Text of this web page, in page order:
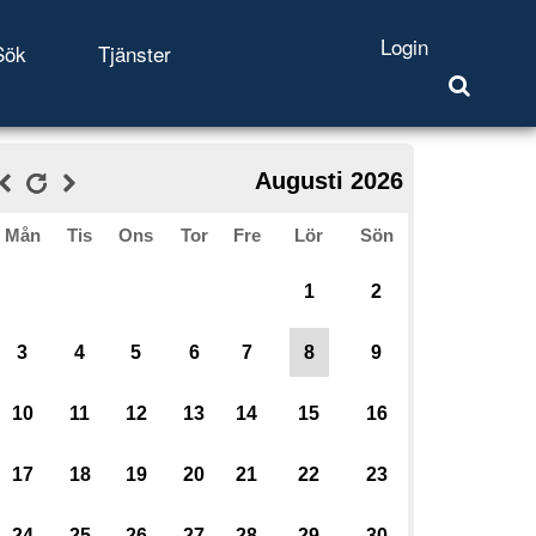
Tjänster Login
Augusti 2026
Mån Tis Ons Tor Fre Lör Sön
1 2
3 4 5 6 7 8 9
10 11 12 13 14 15 16
17 18 19 20 21 22 23